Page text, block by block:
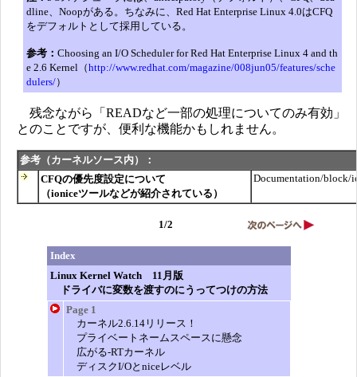
dline、Noopがある。ちなみに、Red Hat Enterprise Linux 4.0はCFQ
をデフォルトとして採用している。
参考： Choosing an I/O Scheduler for Red Hat Enterprise Linux 4 and th
e 2.6 Kernel（http://www.redhat.com/magazine/008jun05/features/sche
dulers/）
残念ながら「READなど一部の処理についてのみ有効」
とのことですが、便利な機能かもしれません。
参考（カーネルソース内）：
CFQの優先度設定について
（ioniceツールなどが紹介されている）
Documentation/block/
1/2
Index
Linux Kernel Watch 11月版
ドライバに変数を渡すのにうってつけの方法
Page 1
カーネル2.6.14リリース！
プライベートネームスペースに懸念
広がる-RTカーネル
ディスクI/Oとniceレベル